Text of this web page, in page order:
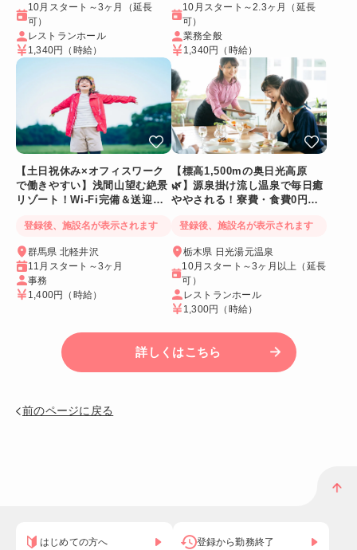
10月スタート～3ヶ月（延長
可）
レストランホール
1,340円
（時給）
10月スタート～2.3ヶ月（延長
可）
業務全般
1,340円
（時給）
【土日祝休み×オフィスワーク
で働きやすい】浅間山望む絶景
リゾート！Wi-Fi完備＆送迎バ
登録後、施設名が表示されます
群馬県 北軽井沢
11月スタート～3ヶ月
事務
1,400円 （時給）
【標高1,500mの奥日光高原
🌿】源泉掛け流し温泉で毎日癒
ややされる！寮費・食費0円！
登録後、施設名が表示されます
栃木県 日光湯元温泉
10月スタート～3ヶ月以上（延長
可）
レストランホール
1,300円 （時給）
詳しくはこちら
前のページに戻る
はじめての方へ 登録から勤務終了